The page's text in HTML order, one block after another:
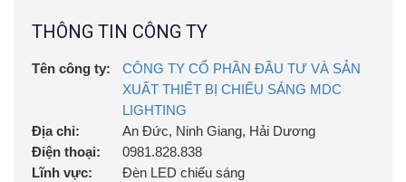
THÔNG TIN CÔNG TY
Tên công ty:
CÔNG TY CỔ PHẦN ĐẦU TƯ VÀ SẢN
XUẤT THIẾT BỊ CHIẾU SÁNG MDC
LIGHTING
Địa chỉ:
An Đức, Ninh Giang, Hải Dương
Điện thoại:
0981.828.838
Lĩnh vực:
Đèn LED chiếu sáng